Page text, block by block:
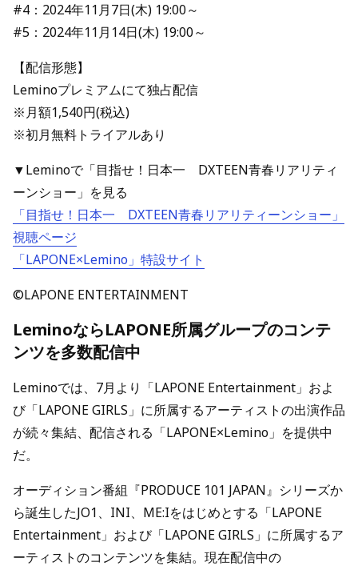
#4：2024年11月7日(木) 19:00～
#5：2024年11月14日(木) 19:00～
【配信形態】
Leminoプレミアムにて独占配信
※月額1,540円(税込)
※初月無料トライアルあり
▼Leminoで「目指せ！日本一 DXTEEN青春リアリティ
ーンショー」を見る
「目指せ！日本一 DXTEEN青春リアリティーンショー」
視聴ページ
「LAPONE×Lemino」特設サイト
©LAPONE ENTERTAINMENT
LeminoならLAPONE所属グループのコンテ
ンツを多数配信中
Leminoでは、7月より「LAPONE Entertainment」およ
び「LAPONE GIRLS」に所属するアーティストの出演作品
が続々集結、配信される「LAPONE×Lemino」を提供中
だ。
オーディション番組『PRODUCE 101 JAPAN』シリーズか
ら誕生したJO1、INI、ME:Iをはじめとする「LAPONE
Entertainment」および「LAPONE GIRLS」に所属するア
ーティストのコンテンツを集結。現在配信中の